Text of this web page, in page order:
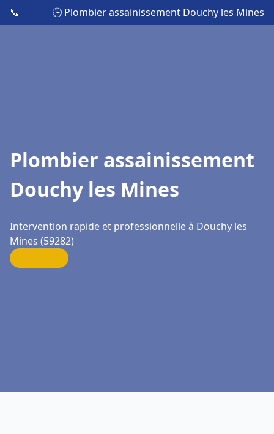
📞 🕒 Plombier assainissement Douchy les Mines
Plombier assainissement
Douchy les Mines
Intervention rapide et professionnelle à Douchy les
Mines (59282)